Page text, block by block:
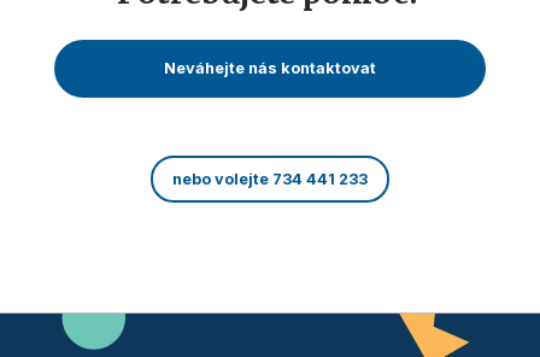
Neváhejte nás kontaktovat
nebo volejte 734 441 233